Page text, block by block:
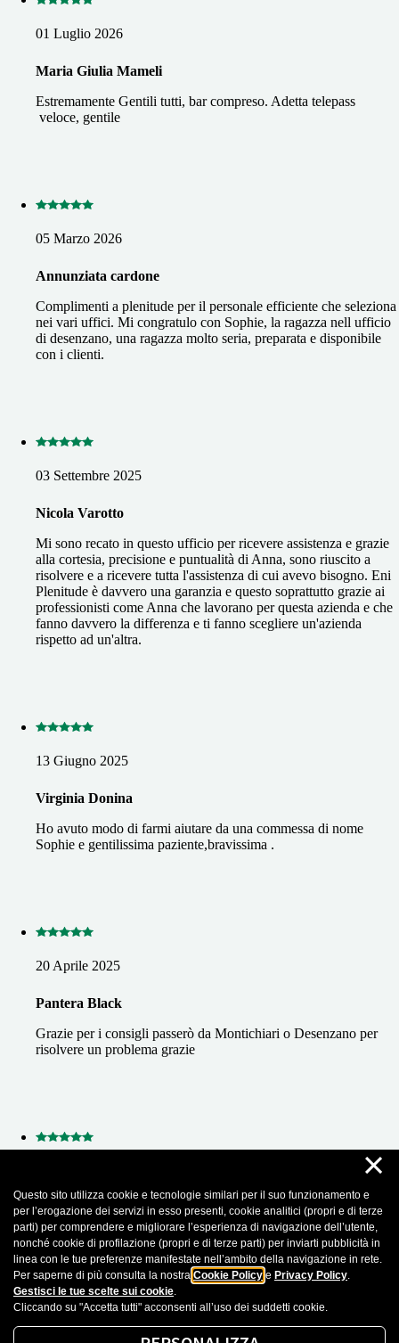
Questo sito utilizza cookie e tecnologie similari per il suo funzionamento e
per l’erogazione dei servizi in esso presenti, cookie analitici (propri e di terze
parti) per comprendere e migliorare l’esperienza di navigazione dell’utente,
nonché cookie di profilazione (propri e di terze parti) per inviarti pubblicità in
linea con le tue preferenze manifestate nell’ambito della navigazione in rete.
Per saperne di più consulta la nostra Cookie Policy e Privacy Policy.
Gestisci le tue scelte sui cookie.
Cliccando su "Accetta tutti" acconsenti all’uso dei suddetti cookie.
×
01 Luglio 2026
Maria Giulia Mameli
Estremamente Gentili tutti, bar compreso. Adetta telepass
veloce, gentile
05 Marzo 2026
Annunziata cardone
Complimenti a plenitude per il personale efficiente che seleziona
nei vari uffici. Mi congratulo con Sophie, la ragazza nell ufficio
di desenzano, una ragazza molto seria, preparata e disponibile
con i clienti.
03 Settembre 2025
Nicola Varotto
Mi sono recato in questo ufficio per ricevere assistenza e grazie
alla cortesia, precisione e puntualità di Anna, sono riuscito a
risolvere e a ricevere tutta l'assistenza di cui avevo bisogno. Eni
Plenitude è davvero una garanzia e questo soprattutto grazie ai
professionisti come Anna che lavorano per questa azienda e che
fanno davvero la differenza e ti fanno scegliere un'azienda
rispetto ad un'altra.
13 Giugno 2025
Virginia Donina
Ho avuto modo di farmi aiutare da una commessa di nome
Sophie e gentilissima paziente,bravissima .
20 Aprile 2025
Pantera Black
Grazie per i consigli passerò da Montichiari o Desenzano per
risolvere un problema grazie
Luca Strini
ottimo servizio, Anna è gentilissima e molto professionale, ho
dovuto cambiare diverse compagnie prima di trovare quella
giusta!! consigliatissimo
Recensioni importate da Google Business Profile. Puoi leggere tutte le recensioni
cliccando sul seguenteLink